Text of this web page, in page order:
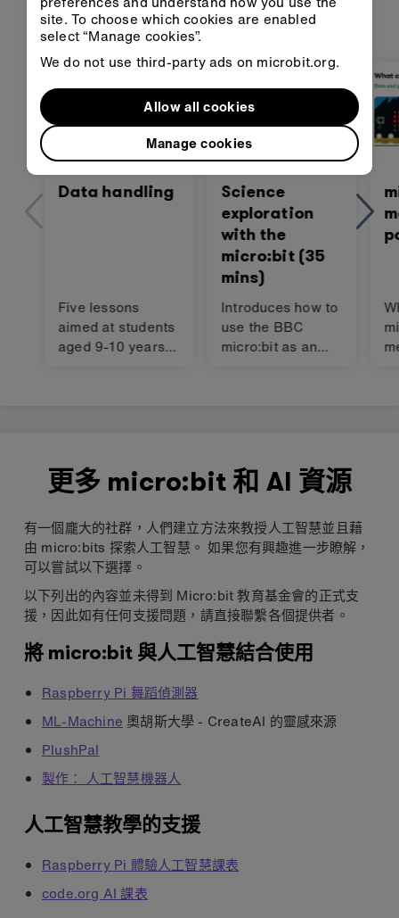
數據素養是人工智慧素養的基本建構區塊，利用這
些 micro:bit 資源來進一步探索數據
Data handling
Five lessons
aimed at students
aged 9-10 years.
of unplugged and
programming
Science
exploration
with the
micro:bit (35
mins)
Introduces how to
use the BBC
micro:bit as an
highlights four
engaging,
investigations that
you can take back
更多 micro:bit 和 AI 資源
有一個龐大的社群，人們建立方法來教授人工智慧並且藉
由 micro:bits 探索人工智慧。 如果您有興趣進一步瞭解，
可以嘗試以下選擇。
以下列出的內容並未得到 Micro:bit 教育基金會的正式支
援，因此如有任何支援問題，請直接聯繫各個提供者。
將 micro:bit 與人工智慧結合使用
Raspberry Pi 舞蹈偵測器
ML-Machine 奧胡斯大學 - CreateAI 的靈感來源
PlushPal
製作： 人工智慧機器人
人工智慧教學的支援
Raspberry Pi 體驗人工智慧課表
code.org AI 課表
site. To choose which cookies are enabled
select “Manage cookies”.
We do not use third-party ads on microbit.org.
Manage cookies
Allow all cookies